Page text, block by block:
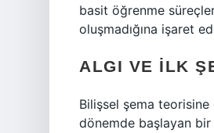
basit öğrenme
oluşmadığına işaret
ALGI VE İLK
Bilişsel şema
dönemde başlayan bir